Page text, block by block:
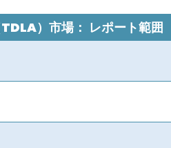
）市場： レポート範囲